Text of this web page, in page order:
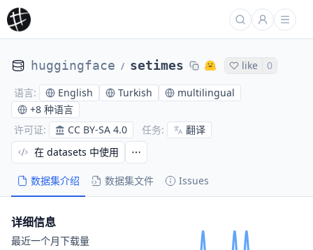
huggingface / setimes like 0
语言: English Turkish
multilingual
+8 种语言
许可证: CC BY-SA 4.0 任务: 翻译
数据集介绍 数据集文件 Issues
在 datasets 中使用
详细信息
最近一个月下载量